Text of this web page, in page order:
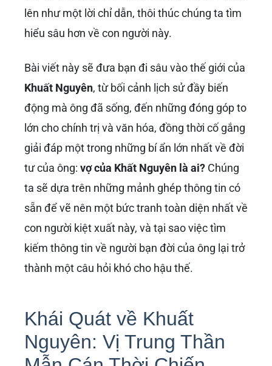
lên như một lời chỉ dẫn, thôi thúc chúng ta tìm
hiểu sâu hơn về con người này.
Bài viết này sẽ đưa bạn đi sâu vào thế giới của
Khuất Nguyên, từ bối cảnh lịch sử đầy biến
động mà ông đã sống, đến những đóng góp to
lớn cho chính trị và văn hóa, đồng thời cố gắng
giải đáp một trong những bí ẩn lớn nhất về đời
tư của ông: vợ của Khất Nguyên là ai? Chúng
ta sẽ dựa trên những mảnh ghép thông tin có
sẵn để vẽ nên một bức tranh toàn diện nhất về
con người kiệt xuất này, và tại sao việc tìm
kiếm thông tin về người bạn đời của ông lại trở
thành một câu hỏi khó cho hậu thế.
Khái Quát về Khuất
Nguyên: Vị Trung Thần